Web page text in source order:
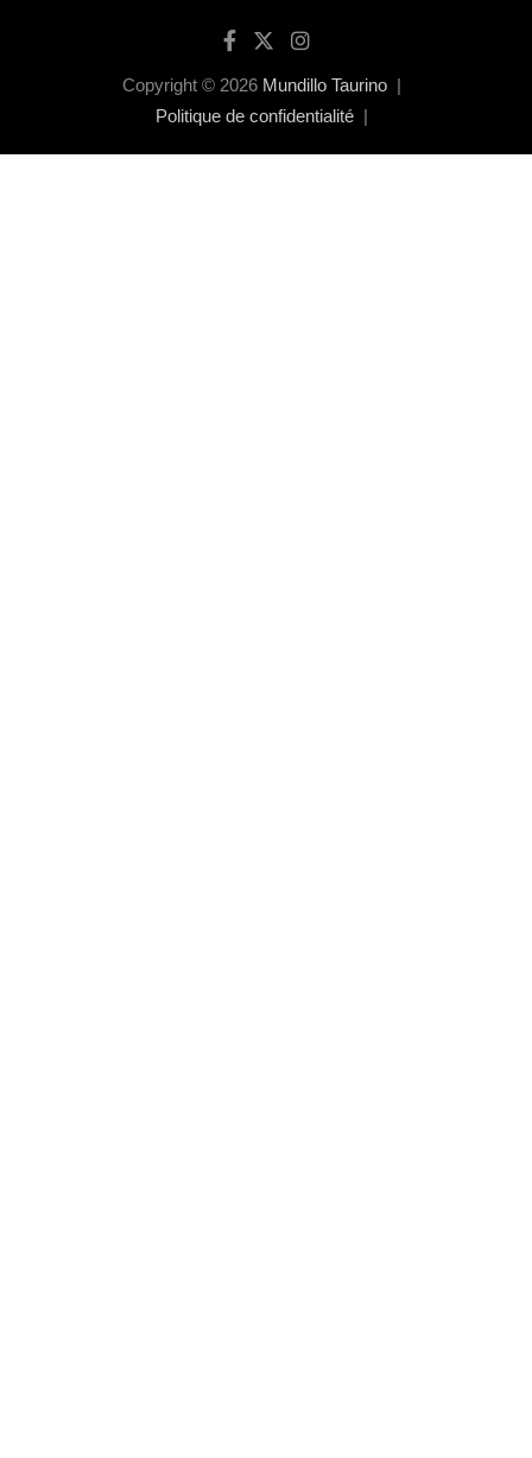
Copyright © 2026 Mundillo Taurino
Politique de confidentialité